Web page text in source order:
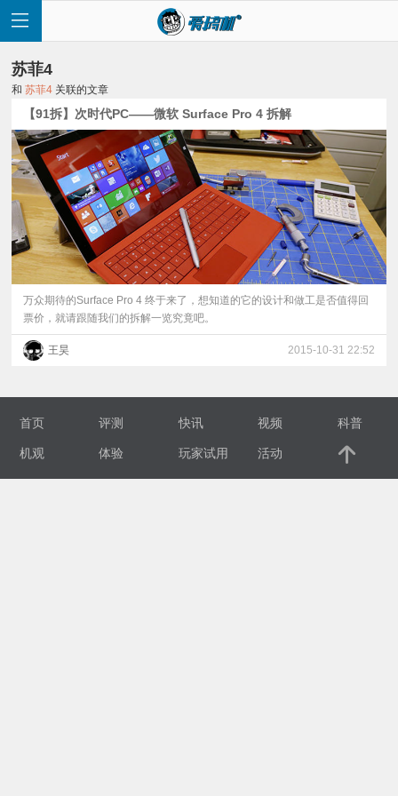
首
页
快
讯
评
视
苏菲4
和苏菲4 关联的文章
【91拆】次时代PC——微软 Surface Pro 4 拆解
万众期待的Surface Pro 4 终于来了，想知道的它的设计和做工是否值得回
票价，就请跟随我们的拆解一览究竟吧。
王昊 2015-10-31 22:52
首页 评测 快讯 视频 科普
机观 体验 玩家试用 活动